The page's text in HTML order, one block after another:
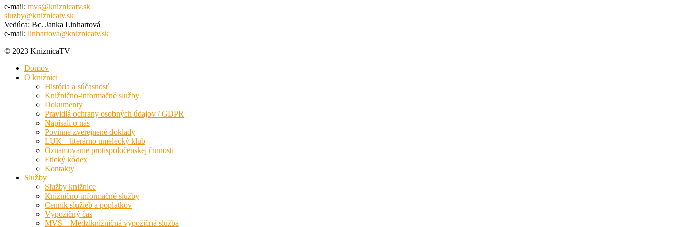
e-mail: mvs@kniznicatv.sk
sluzby@kniznicatv.sk
Vedúca: Bc. Janka Linhartová
e-mail: linhartova@kniznicatv.sk
© 2023 KniznicaTV
Domov
O knižnici
História a súčasnosť
Knižnično-informačné služby
Dokumenty
Pravidlá ochrany osobných údajov / GDPR
Napísali o nás
Povinne zverejnené doklady
LUK – literárno umelecký klub
Oznamovanie protispoločenskej činnosti
Etický kódex
Kontakty
Služby
Služby knižnice
Knižnično-informačné služby
Cenník služieb a poplatkov
Výpožičný čas
MVS – Medziknižničná výpožičná služba